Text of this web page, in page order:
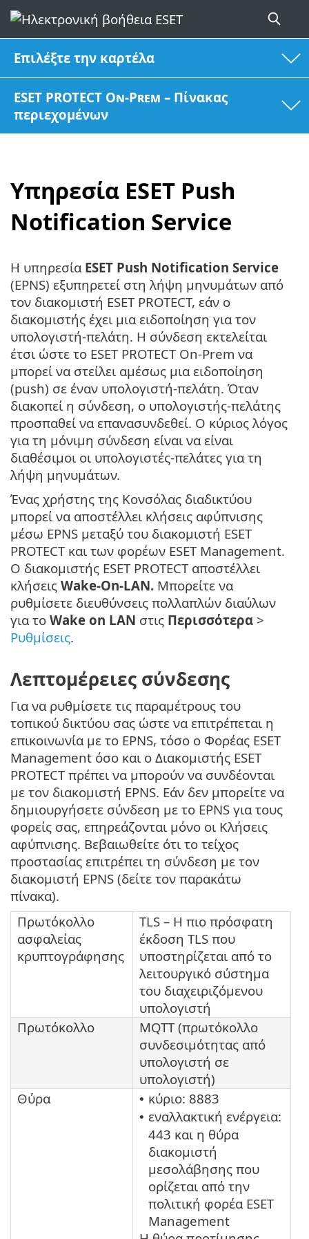
Επιλέξτε την καρτέλα
ESET PROTECT On-Prem – Πίνακας
περιεχομένων
Υπηρεσία ESET Push
Notification Service
Η υπηρεσία ESET Push Notification Service
(EPNS) εξυπηρετεί στη λήψη μηνυμάτων από
τον διακομιστή ESET PROTECT, εάν ο
διακομιστής έχει μια ειδοποίηση για τον
υπολογιστή-πελάτη. Η σύνδεση εκτελείται
έτσι ώστε το ESET PROTECT On-Prem να
μπορεί να στείλει αμέσως μια ειδοποίηση
(push) σε έναν υπολογιστή-πελάτη. Όταν
διακοπεί η σύνδεση, ο υπολογιστής-πελάτης
προσπαθεί να επανασυνδεθεί. Ο κύριος λόγος
για τη μόνιμη σύνδεση είναι να είναι
διαθέσιμοι οι υπολογιστές-πελάτες για τη
λήψη μηνυμάτων.
Ένας χρήστης της Κονσόλας διαδικτύου
μπορεί να αποστέλλει κλήσεις αφύπνισης
μέσω EPNS μεταξύ του διακομιστή ESET
PROTECT και των φορέων ESET Management.
Ο διακομιστής ESET PROTECT αποστέλλει
κλήσεις Wake-On-LAN. Μπορείτε να
ρυθμίσετε διευθύνσεις πολλαπλών διαύλων
για το Wake on LAN στις Περισσότερα >
Ρυθμίσεις.
Λεπτομέρειες σύνδεσης
Για να ρυθμίσετε τις παραμέτρους του
τοπικού δικτύου σας ώστε να επιτρέπεται η
επικοινωνία με το EPNS, τόσο ο Φορέας ESET
Management όσο και ο Διακομιστής ESET
PROTECT πρέπει να μπορούν να συνδέονται
με τον διακομιστή EPNS. Εάν δεν μπορείτε να
δημιουργήσετε σύνδεση με το EPNS για τους
φορείς σας, επηρεάζονται μόνο οι Κλήσεις
αφύπνισης. Βεβαιωθείτε ότι το τείχος
προστασίας επιτρέπει τη σύνδεση με τον
διακομιστή EPNS (δείτε τον παρακάτω
πίνακα).
Πρωτόκολλο
ασφαλείας
κρυπτογράφησης
TLS – Η πιο πρόσφατη
έκδοση TLS που
υποστηρίζεται από το
λειτουργικό σύστημα
του διαχειριζόμενου
υπολογιστή
Πρωτόκολλο
MQTT (πρωτόκολλο
συνδεσιμότητας από
υπολογιστή σε
υπολογιστή)
Θύρα
• κύριο: 8883
• εναλλακτική ενέργεια:
443 και η θύρα
διακομιστή
μεσολάβησης που
ορίζεται από την
πολιτική φορέα ESET
Management